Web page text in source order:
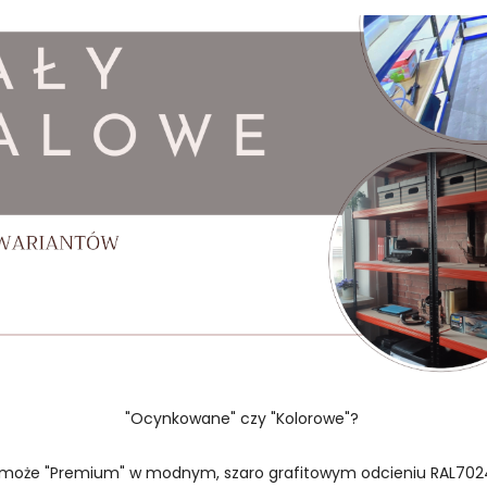
"Ocynkowane" czy "Kolorowe"?
"Premium" w modnym, szaro grafitowym odcieniu